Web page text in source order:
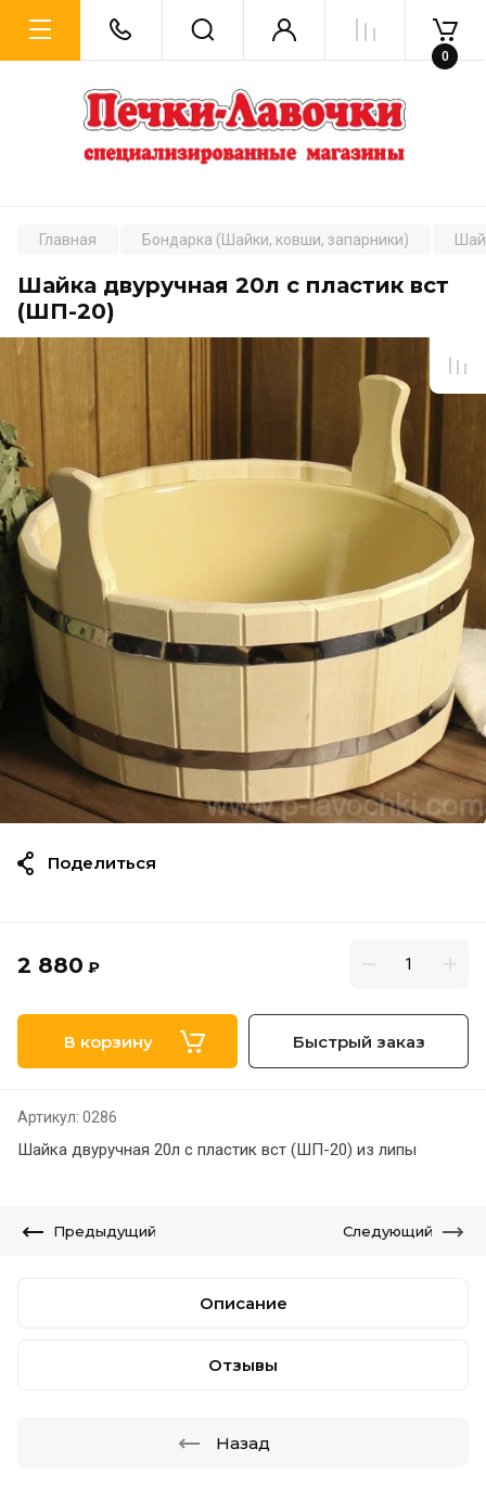
0
Главная Бондарка (Шайки, ковши, запарники)
Шайка двуручная 20л с пластик вст
(ШП-20)
2 880 ₽
В корзину Быстрый заказ
Артикул: 0286
Шайка двуручная 20л с пластик вст (ШП-20) из липы
Поделиться
Предыдущий Следующий
Описание
Отзывы
Назад